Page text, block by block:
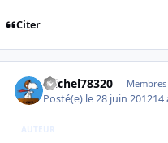
Citer
michel78320 Membres
Posté(e) le 28 juin 201214
AUTEUR